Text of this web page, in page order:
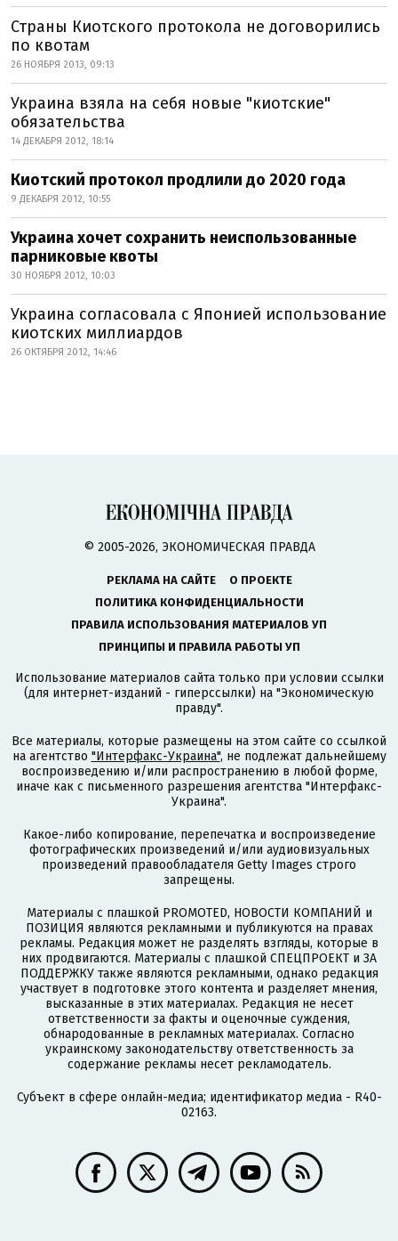
Страны Киотского протокола не договорились
по квотам
26 НОЯБРЯ 2013, 09:13
Украина взяла на себя новые "киотские"
обязательства
14 ДЕКАБРЯ 2012, 18:14
Киотский протокол продлили до 2020 года
9 ДЕКАБРЯ 2012, 10:55
Украина хочет сохранить неиспользованные
парниковые квоты
30 НОЯБРЯ 2012, 10:03
Украина согласовала с Японией использование
киотских миллиардов
26 ОКТЯБРЯ 2012, 14:46
© 2005-2026, ЭКОНОМИЧЕСКАЯ ПРАВДА
РЕКЛАМА НА САЙТЕ
О ПРОЕКТЕ
ПОЛИТИКА КОНФИДЕНЦИАЛЬНОСТИ
ПРАВИЛА ИСПОЛЬЗОВАНИЯ МАТЕРИАЛОВ УП
ПРИНЦИПЫ И ПРАВИЛА РАБОТЫ УП
Использование материалов сайта только при условии ссылки
(для интернет-изданий - гиперссылки) на "Экономическую
правду".
Все материалы, которые размещены на этом сайте со ссылкой
на агентство "Интерфакс-Украина", не подлежат дальнейшему
воспроизведению и/или распространению в любой форме,
иначе как с письменного разрешения агентства "Интерфакс-
Украина".
Какое-либо копирование, перепечатка и воспроизведение
фотографических произведений и/или аудиовизуальных
произведений правообладателя Getty Images строго
запрещены.
Материалы с плашкой PROMOTED, НОВОСТИ КОМПАНИЙ и
ПОЗИЦИЯ являются рекламными и публикуются на правах
рекламы. Редакция может не разделять взгляды, которые в
них продвигаются. Материалы с плашкой СПЕЦПРОЕКТ и ЗА
ПОДДЕРЖКУ также являются рекламными, однако редакция
участвует в подготовке этого контента и разделяет мнения,
высказанные в этих материалах. Редакция не несет
ответственности за факты и оценочные суждения,
обнародованные в рекламных материалах. Согласно
украинскому законодательству ответственность за
содержание рекламы несет рекламодатель.
Субъект в сфере онлайн-медиа; идентификатор медиа - R40-
02163.